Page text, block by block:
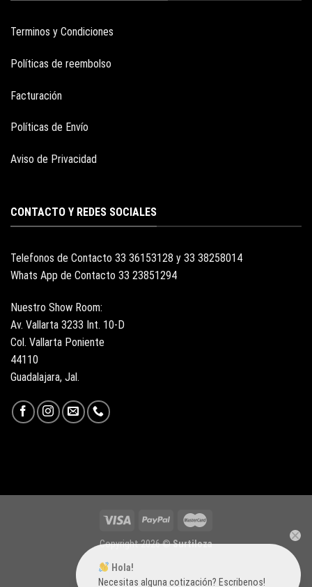
Terminos y Condiciones
Políticas de reembolso
Facturación
Políticas de Envío
Aviso de Privacidad
CONTACTO Y REDES SOCIALES
Telefonos de Contacto 33 36153128 y 33 38258014
Whats App de Contacto 33 23851294
Nuestro Show Room:
Av. Vallarta 3233 Int. 10-D
Col. Vallarta Poniente
44110
Guadalajara, Jal.
Copyright 2026 ©Surtiloza
Hola!
Necesitas alguna cotización? Escribenos!